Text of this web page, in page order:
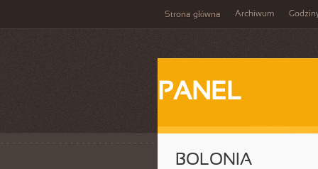
Strona główna Archiwum
PANEL
BOLONIA